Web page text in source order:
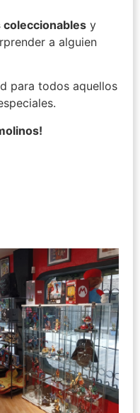
coleccionables y
a alguien
para todos aquellos